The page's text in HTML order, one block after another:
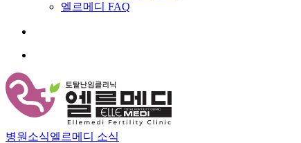
엘르메디 FAQ
병원소식엘르메디 소식